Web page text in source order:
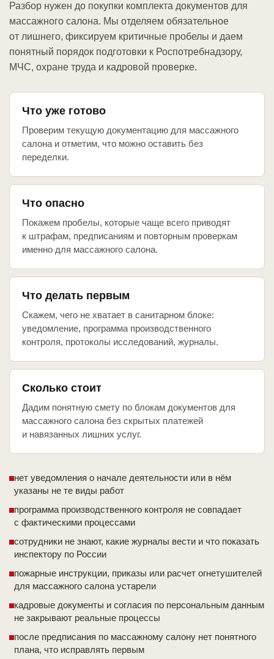
Разбор нужен до покупки комплекта документов для
массажного салона. Мы отделяем обязательное
от лишнего, фиксируем критичные пробелы и даем
понятный порядок подготовки к Роспотребнадзору,
МЧС, охране труда и кадровой проверке.
Что уже готово
Проверим текущую документацию для массажного
салона и отметим, что можно оставить без
переделки.
Что опасно
Покажем пробелы, которые чаще всего приводят
к штрафам, предписаниям и повторным проверкам
именно для массажного салона.
Что делать первым
Скажем, чего не хватает в санитарном блоке:
уведомление, программа производственного
контроля, протоколы исследований, журналы.
Сколько стоит
Дадим понятную смету по блокам документов для
массажного салона без скрытых платежей
и навязанных лишних услуг.
нет уведомления о начале деятельности или в нём
указаны не те виды работ
программа производственного контроля не совпадает
с фактическими процессами
сотрудники не знают, какие журналы вести и что показать
инспектору по России
пожарные инструкции, приказы или расчет огнетушителей
для массажного салона устарели
кадровые документы и согласия по персональным данным
не закрывают реальные процессы
после предписания по массажному салону нет понятного
плана, что исправлять первым